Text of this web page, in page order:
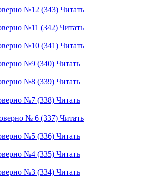
№12 (343) Читать
№11 (342) Читать
№10 (341) Читать
№9 (340) Читать
№8 (339) Читать
№7 (338) Читать
№ 6 (337) Читать
№5 (336) Читать
№4 (335) Читать
№3 (334) Читать